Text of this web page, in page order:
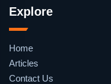
Explore
Home
Articles
Contact Us